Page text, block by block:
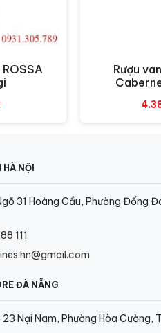
Rượu
NỘI
31 Hoàng Cầu, Phường Đống
111
ĐÀ NẴNG
23 Nại Nam, Phường Hòa Cường,